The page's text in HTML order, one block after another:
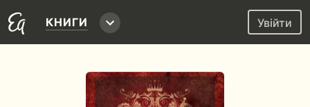
КНИГИ Увійти